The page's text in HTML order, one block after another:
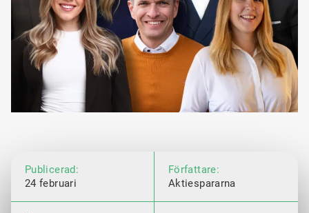
Publicerad:
24 februari
Författare:
Aktiespararna